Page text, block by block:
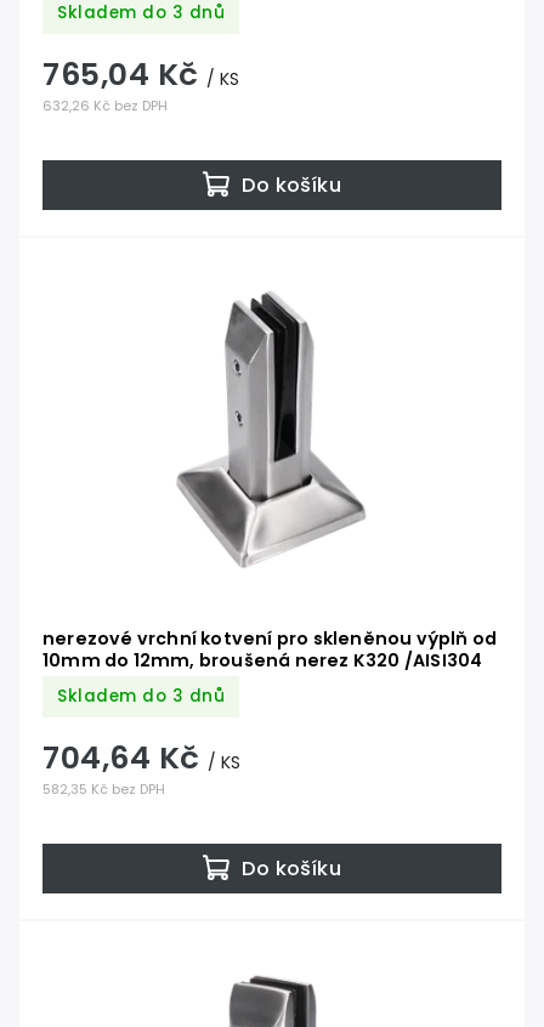
Skladem do 3 dnů
632,26 Kč bez DPH
765,04 Kč / KS
Do košíku
nerezové vrchní kotvení pro skleněnou výplň od
10mm do 12mm, broušená nerez K320 /AISI304
Skladem do 3 dnů
582,35 Kč bez DPH
704,64 Kč / KS
Do košíku